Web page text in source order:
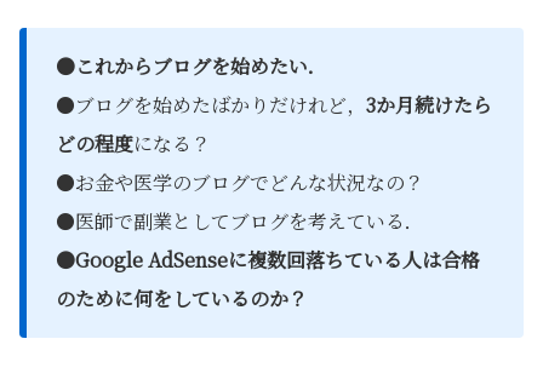
●これからブログを始めたい．
●ブログを始めたばかりだけれど， 3か月続けたら
どの程度になる？
●お金や医学のブログでどんな状況なの？
●医師で副業としてブログを考えている．
●Google AdSenseに複数回落ちている人は合格
のために何をしているのか？